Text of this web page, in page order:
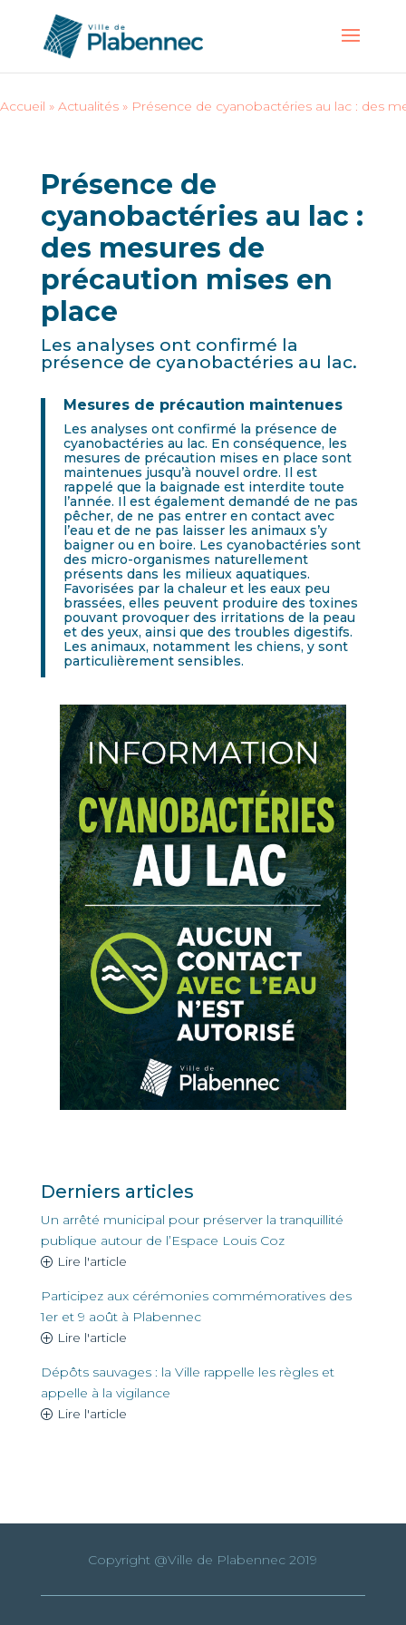
Accueil » Actualités » Présence de cyanobactéries au lac : des
Présence de
cyanobactéries au lac :
des mesures de
précaution mises en
place
Les analyses ont confirmé la
présence de cyanobactéries au lac.
Mesures de précaution maintenues
Les analyses ont confirmé la présence de
cyanobactéries au lac. En conséquence, les
mesures de précaution mises en place sont
maintenues jusqu’à nouvel ordre. Il est
rappelé que la baignade est interdite toute
l’année. Il est également demandé de ne pas
pêcher, de ne pas entrer en contact avec
l’eau et de ne pas laisser les animaux s’y
baigner ou en boire. Les cyanobactéries sont
des micro-organismes naturellement
présents dans les milieux aquatiques.
Favorisées par la chaleur et les eaux peu
brassées, elles peuvent produire des toxines
pouvant provoquer des irritations de la peau
et des yeux, ainsi que des troubles digestifs.
Les animaux, notamment les chiens, y sont
particulièrement sensibles.
Derniers articles
Un arrêté municipal pour préserver la tranquillité
publique autour de l’Espace Louis Coz
Lire l'article
Participez aux cérémonies commémoratives des
1er et 9 août à Plabennec
Lire l'article
Dépôts sauvages : la Ville rappelle les règles et
appelle à la vigilance
Lire l'article
Copyright @Ville de Plabennec 2019